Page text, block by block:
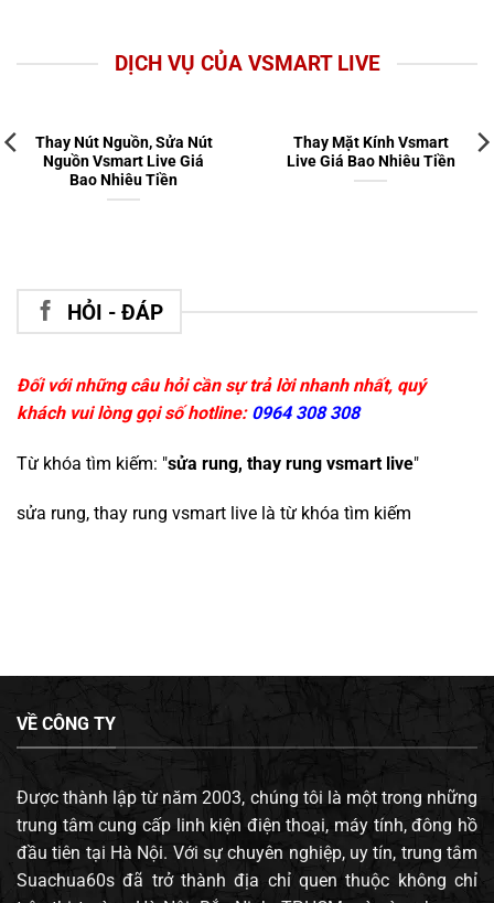
DỊCH VỤ CỦA VSMART LIVE
Thay Nút Nguồn, Sửa Nút
Nguồn Vsmart Live Giá
Bao Nhiêu Tiền
Thay Mặt Kính Vsmart
Live Giá Bao Nhiêu Tiền
HỎI - ĐÁP
Đối với những câu hỏi cần sự trả lời nhanh nhất, quý
khách vui lòng gọi số hotline: 0964 308 308
Từ khóa tìm kiếm: "sửa rung, thay rung vsmart live"
sửa rung, thay rung vsmart live là từ khóa tìm kiếm
VỀ CÔNG TY
Được thành lập từ năm 2003, chúng tôi là một trong những
trung tâm cung cấp linh kiện điện thoại, máy tính, đông hồ
đầu tiên tại Hà Nội. Với sự chuyên nghiệp, uy tín, trung tâm
Suachua60s đã trở thành địa chỉ quen thuộc không chỉ